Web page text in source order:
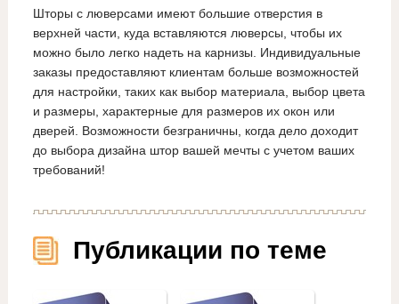
Шторы с люверсами имеют большие отверстия в
верхней части, куда вставляются люверсы, чтобы их
можно было легко надеть на карнизы. Индивидуальные
заказы предоставляют клиентам больше возможностей
для настройки, таких как выбор материала, выбор цвета
и размеры, характерные для размеров их окон или
дверей. Возможности безграничны, когда дело доходит
до выбора дизайна штор вашей мечты с учетом ваших
требований!
Публикации по теме